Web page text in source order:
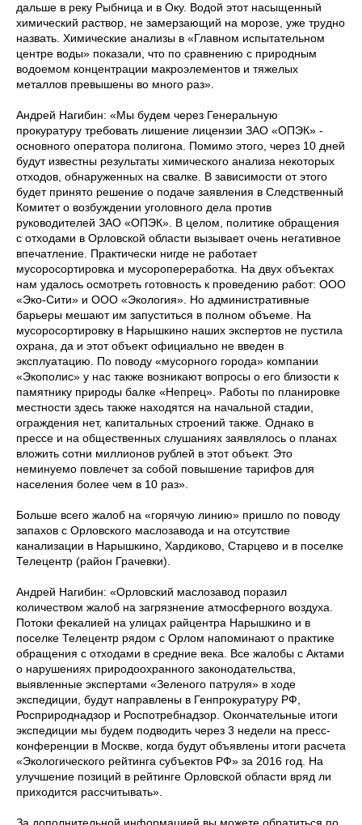
дальше в реку Рыбница и в Оку. Водой этот насыщенный
химический раствор, не замерзающий на морозе, уже трудно
назвать. Химические анализы в «Главном испытательном
центре воды» показали, что по сравнению с природным
водоемом концентрации макроэлементов и тяжелых
металлов превышены во много раз».
Андрей Нагибин: «Мы будем через Генеральную
прокуратуру требовать лишение лицензии ЗАО «ОПЭК» -
основного оператора полигона. Помимо этого, через 10 дней
будут известны результаты химического анализа некоторых
отходов, обнаруженных на свалке. В зависимости от этого
будет принято решение о подаче заявления в Следственный
Комитет о возбуждении уголовного дела против
руководителей ЗАО «ОПЭК». В целом, политике обращения
с отходами в Орловской области вызывает очень негативное
впечатление. Практически нигде не работает
мусоросортировка и мусоропереработка. На двух объектах
нам удалось осмотреть готовность к проведению работ: ООО
«Эко-Сити» и ООО «Экология». Но административные
барьеры мешают им запуститься в полном объеме. На
мусоросортировку в Нарышкино наших экспертов не пустила
охрана, да и этот объект официально не введен в
эксплуатацию. По поводу «мусорного города» компании
«Экополис» у нас также возникают вопросы о его близости к
памятнику природы балке «Непрец». Работы по планировке
местности здесь также находятся на начальной стадии,
ограждения нет, капитальных строений также. Однако в
прессе и на общественных слушаниях заявлялось о планах
вложить сотни миллионов рублей в этот объект. Это
неминуемо повлечет за собой повышение тарифов для
населения более чем в 10 раз».
Больше всего жалоб на «горячую линию» пришло по поводу
запахов с Орловского маслозавода и на отсутствие
канализации в Нарышкино, Хардиково, Старцево и в поселке
Телецентр (район Грачевки).
Андрей Нагибин: «Орловский маслозавод поразил
количеством жалоб на загрязнение атмосферного воздуха.
Потоки фекалией на улицах райцентра Нарышкино и в
поселке Телецентр рядом с Орлом напоминают о практике
обращения с отходами в средние века. Все жалобы с Актами
о нарушениях природоохранного законодательства,
выявленные экспертами «Зеленого патруля» в ходе
экспедиции, будут направлены в Генпрокуратуру РФ,
Росприроднадзор и Роспотребнадзор. Окончательные итоги
экспедиции мы будем подводить через 3 недели на пресс-
конференции в Москве, когда будут объявлены итоги расчета
«Экологического рейтинга субъектов РФ» за 2016 год. На
улучшение позиций в рейтинге Орловской области вряд ли
приходится рассчитывать».